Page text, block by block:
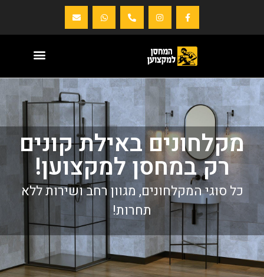
מקלחונים באילת קונים
רק במחסן למקצוען!
כל סוגי המקלחונים, מגוון רחב ושירות ללא
תחרות!